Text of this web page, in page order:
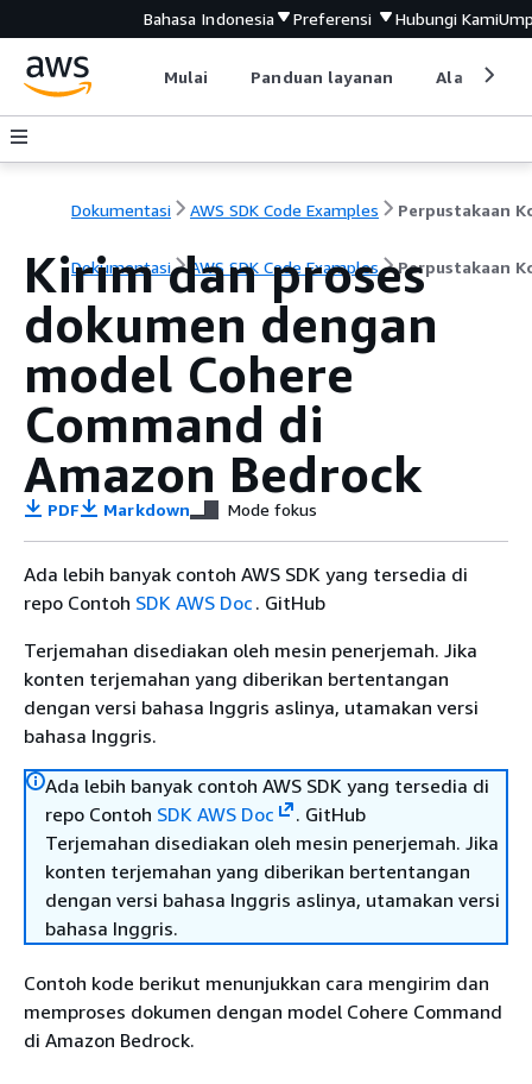
Bahasa Indonesia Preferensi Hubungi Kami
Mulai Panduan layanan Alat
Dokumentasi AWS SDK Code Examples
Dokumentasi AWS SDK Code Examples Perpustakaan
Kirim dan proses
dokumen dengan
model Cohere
Command di
Amazon Bedrock
PDF Markdown Mode fokus
Ada lebih banyak contoh AWS SDK yang tersedia di
repo Contoh SDK AWS Doc . GitHub
Terjemahan disediakan oleh mesin penerjemah. Jika
konten terjemahan yang diberikan bertentangan
dengan versi bahasa Inggris aslinya, utamakan versi
bahasa Inggris.
Ada lebih banyak contoh AWS SDK yang tersedia di
repo Contoh SDK AWS Doc
. GitHub
Terjemahan disediakan oleh mesin penerjemah. Jika
konten terjemahan yang diberikan bertentangan
dengan versi bahasa Inggris aslinya, utamakan versi
bahasa Inggris.
Contoh kode berikut menunjukkan cara mengirim dan
memproses dokumen dengan model Cohere Command
di Amazon Bedrock.